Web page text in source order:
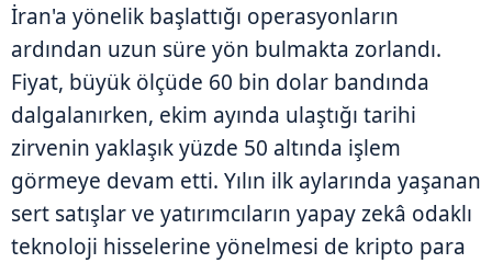
İran'a yönelik başlattığı operasyonların
ardından uzun süre yön bulmakta zorlandı.
Fiyat, büyük ölçüde 60 bin dolar bandında
dalgalanırken, ekim ayında ulaştığı tarihi
zirvenin yaklaşık yüzde 50 altında işlem
görmeye devam etti. Yılın ilk aylarında yaşanan
sert satışlar ve yatırımcıların yapay zekâ odaklı
teknoloji hisselerine yönelmesi de kripto para